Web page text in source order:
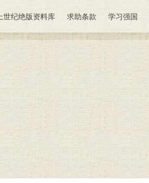
世纪绝版资料库 求助条款 学习强国